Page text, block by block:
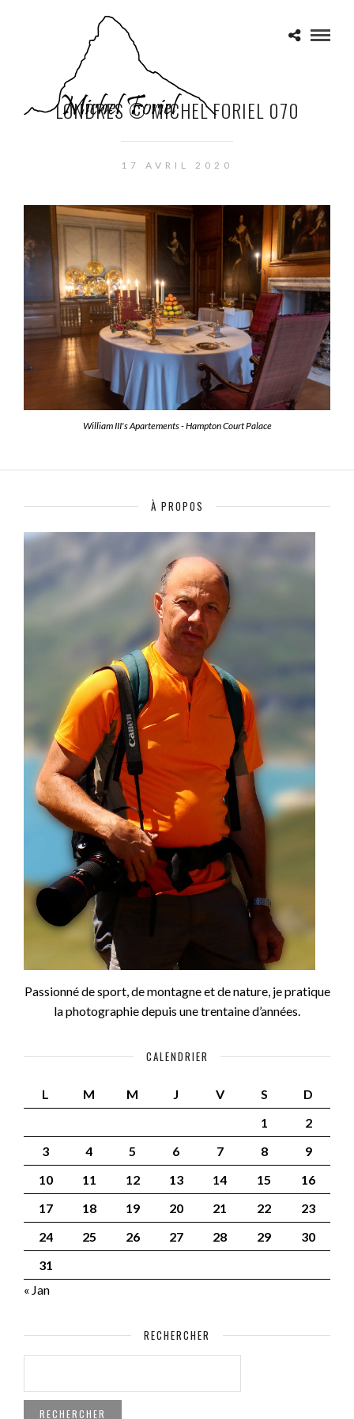
LONDRES © MICHEL FORIEL 070
17 AVRIL 2020
William III's Apartements - Hampton Court Palace
À PROPOS
Passionné de sport, de montagne et de nature, je pratique
la photographie depuis une trentaine d’années.
CALENDRIER
L M M J V S
D
1
2
3
4 5 6 7 8
9
10
11 12 13 14 15
16
17
18 19 20 21 22
23
24
25 26 27 28 29
30
31
« Jan
RECHERCHER